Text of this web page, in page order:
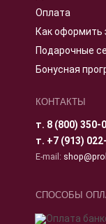
Оплата
Как оформить
Подарочные
Бонусная
КОНТАКТЫ
т. 8 (800) 350-
т. +7 (913)
E-mail:
СПОСОБЫ